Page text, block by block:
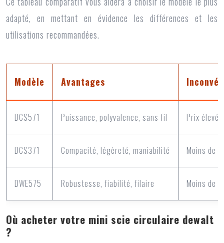
adapté, en mettant en évidence les différences et les
utilisations recommandées.
Modèle Avantages
DCS571 Puissance, polyvalence, sans fil Prix élevé
DCS371 Compacité, légèreté, maniabilité Moins de
DWE575 Robustesse, fiabilité, filaire Moins de
Où acheter votre mini scie circulaire dewalt
?